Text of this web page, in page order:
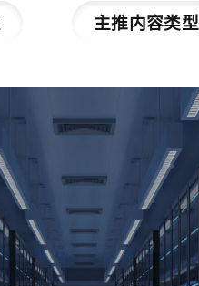
主推内容类型